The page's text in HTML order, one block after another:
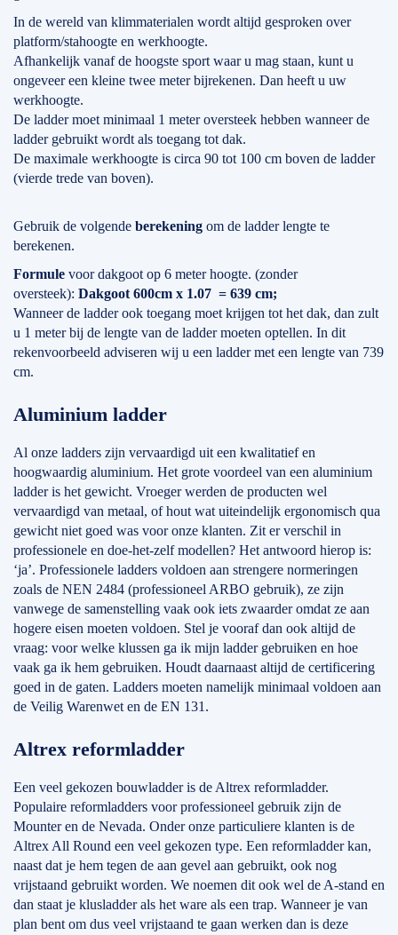
In de wereld van klimmaterialen wordt altijd gesproken over
platform/stahoogte en werkhoogte.
Afhankelijk vanaf de hoogste sport waar u mag staan, kunt u
ongeveer een kleine twee meter bijrekenen. Dan heeft u uw
werkhoogte.
De ladder moet minimaal 1 meter oversteek hebben wanneer de
ladder gebruikt wordt als toegang tot dak.
De maximale werkhoogte is circa 90 tot 100 cm boven de ladder
(vierde trede van boven).
Gebruik de volgende berekening om de ladder lengte te
berekenen.
Formule voor dakgoot op 6 meter hoogte. (zonder
oversteek): Dakgoot 600cm x 1.07 = 639 cm;
Wanneer de ladder ook toegang moet krijgen tot het dak, dan zult
u 1 meter bij de lengte van de ladder moeten optellen. In dit
rekenvoorbeeld adviseren wij u een ladder met een lengte van 739
cm.
Aluminium ladder
Al onze ladders zijn vervaardigd uit een kwalitatief en
hoogwaardig aluminium. Het grote voordeel van een aluminium
ladder is het gewicht. Vroeger werden de producten wel
vervaardigd van metaal, of hout wat uiteindelijk ergonomisch qua
gewicht niet goed was voor onze klanten. Zit er verschil in
professionele en doe-het-zelf modellen? Het antwoord hierop is:
‘ja’. Professionele ladders voldoen aan strengere normeringen
zoals de NEN 2484 (professioneel ARBO gebruik), ze zijn
vanwege de samenstelling vaak ook iets zwaarder omdat ze aan
hogere eisen moeten voldoen. Stel je vooraf dan ook altijd de
vraag: voor welke klussen ga ik mijn ladder gebruiken en hoe
vaak ga ik hem gebruiken. Houdt daarnaast altijd de certificering
goed in de gaten. Ladders moeten namelijk minimaal voldoen aan
de Veilig Warenwet en de EN 131.
Altrex reformladder
Een veel gekozen bouwladder is de Altrex reformladder.
Populaire reformladders voor professioneel gebruik zijn de
Mounter en de Nevada. Onder onze particuliere klanten is de
Altrex All Round een veel gekozen type. Een reformladder kan,
naast dat je hem tegen de aan gevel aan gebruikt, ook nog
vrijstaand gebruikt worden. We noemen dit ook wel de A-stand en
dan staat je klusladder als het ware als een trap. Wanneer je van
plan bent om dus veel vrijstaand te gaan werken dan is deze